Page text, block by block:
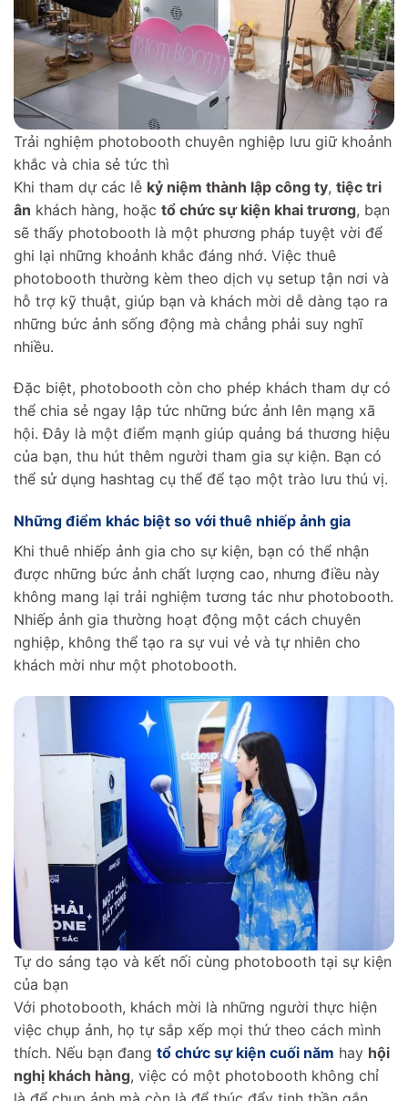
Trải nghiệm photobooth chuyên nghiệp lưu giữ khoảnh
khắc và chia sẻ tức thì
Khi tham dự các lễ kỷ niệm thành lập công ty, tiệc tri
ân khách hàng, hoặc tổ chức sự kiện khai trương, bạn
sẽ thấy photobooth là một phương pháp tuyệt vời để
ghi lại những khoảnh khắc đáng nhớ. Việc thuê
photobooth thường kèm theo dịch vụ setup tận nơi và
hỗ trợ kỹ thuật, giúp bạn và khách mời dễ dàng tạo ra
những bức ảnh sống động mà chẳng phải suy nghĩ
nhiều.
Đặc biệt, photobooth còn cho phép khách tham dự có
thể chia sẻ ngay lập tức những bức ảnh lên mạng xã
hội. Đây là một điểm mạnh giúp quảng bá thương hiệu
của bạn, thu hút thêm người tham gia sự kiện. Bạn có
thể sử dụng hashtag cụ thể để tạo một trào lưu thú vị.
Những điểm khác biệt so với thuê nhiếp ảnh gia
Khi thuê nhiếp ảnh gia cho sự kiện, bạn có thể nhận
được những bức ảnh chất lượng cao, nhưng điều này
không mang lại trải nghiệm tương tác như photobooth.
Nhiếp ảnh gia thường hoạt động một cách chuyên
nghiệp, không thể tạo ra sự vui vẻ và tự nhiên cho
khách mời như một photobooth.
Tự do sáng tạo và kết nối cùng photobooth tại sự kiện
của bạn
Với photobooth, khách mời là những người thực hiện
việc chụp ảnh, họ tự sắp xếp mọi thứ theo cách mình
thích. Nếu bạn đang tổ chức sự kiện cuối năm hay hội
nghị khách hàng, việc có một photobooth không chỉ